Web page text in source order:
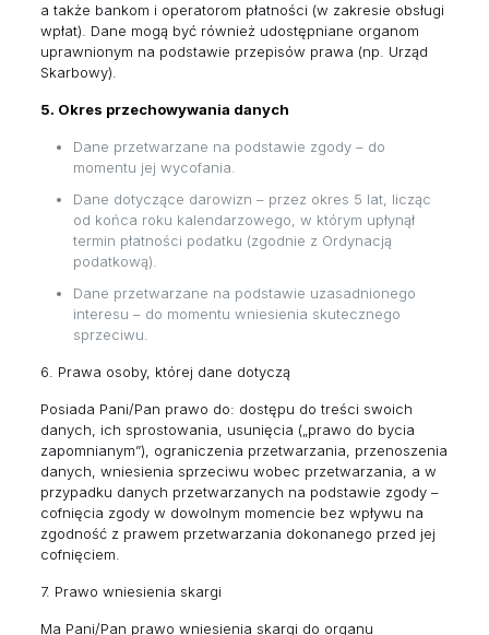
a także bankom i operatorom płatności (w zakresie obsługi
wpłat). Dane mogą być również udostępniane organom
uprawnionym na podstawie przepisów prawa (np. Urząd
Skarbowy).
5. Okres przechowywania danych
Dane przetwarzane na podstawie zgody – do
momentu jej wycofania.
Dane dotyczące darowizn – przez okres 5 lat, licząc
od końca roku kalendarzowego, w którym upłynął
termin płatności podatku (zgodnie z Ordynacją
podatkową).
Dane przetwarzane na podstawie uzasadnionego
interesu – do momentu wniesienia skutecznego
sprzeciwu.
6. Prawa osoby, której dane dotyczą
Posiada Pani/Pan prawo do: dostępu do treści swoich
danych, ich sprostowania, usunięcia („prawo do bycia
zapomnianym”), ograniczenia przetwarzania, przenoszenia
danych, wniesienia sprzeciwu wobec przetwarzania, a w
przypadku danych przetwarzanych na podstawie zgody –
cofnięcia zgody w dowolnym momencie bez wpływu na
zgodność z prawem przetwarzania dokonanego przed jej
cofnięciem.
7. Prawo wniesienia skargi
Ma Pani/Pan prawo wniesienia skargi do organu